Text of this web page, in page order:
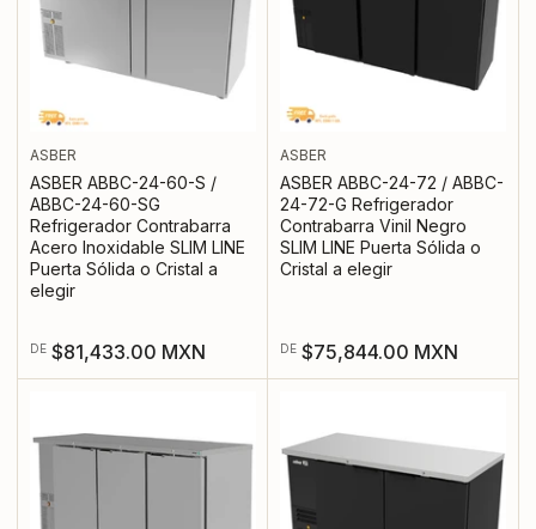
ASBER
ASBER ABBC-24-60-S /
ABBC-24-60-SG
Refrigerador Contrabarra
Acero Inoxidable SLIM LINE
Puerta Sólida o Cristal a
elegir
Precio
regular
DE $81,433.00 MXN
ASBER
ASBER ABBC-24-72 / ABBC-
24-72-G Refrigerador
Contrabarra Vinil Negro
SLIM LINE Puerta Sólida o
Cristal a elegir
Precio
regular
DE $75,844.00 MXN